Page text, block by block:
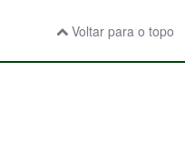
Voltar para o topo